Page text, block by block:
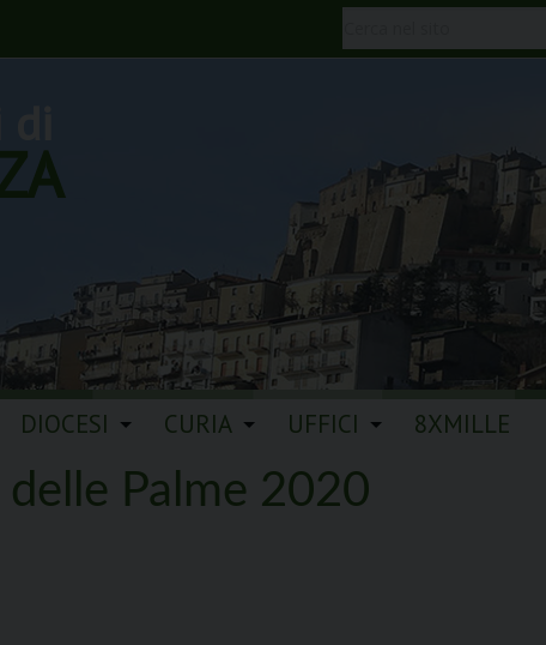
DIOCESI CURIA UFFICI 8XMILLE
Palme 2020